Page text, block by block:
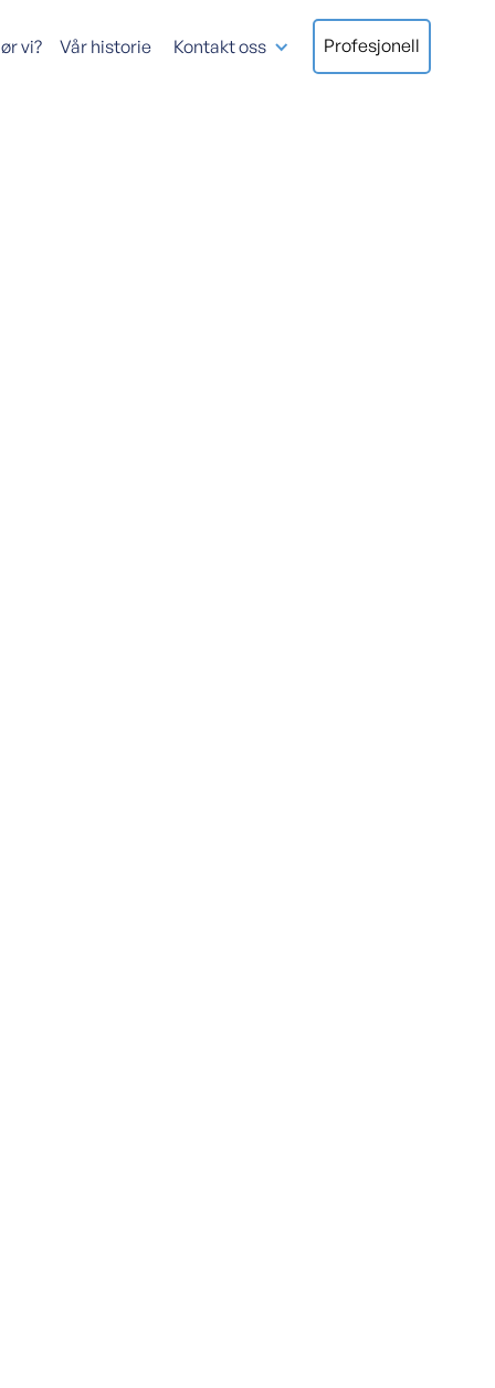
vi? Vår historie Kontakt oss Profesjonell